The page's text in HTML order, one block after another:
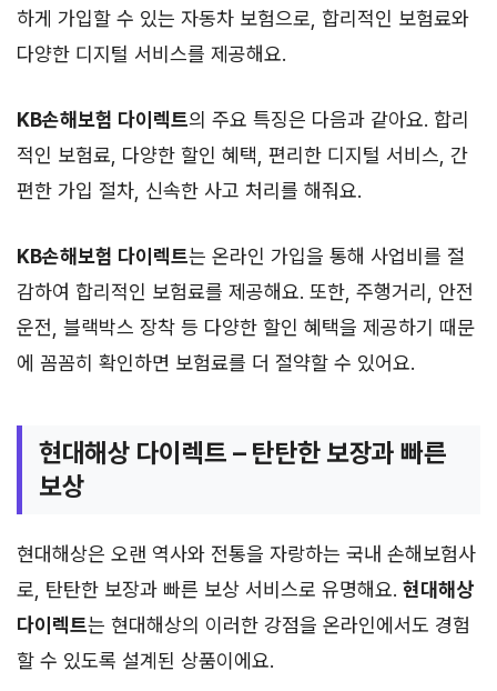
하게 가입할 수 있는 자동차 보험으로, 합리적인 보험료와
다양한 디지털 서비스를 제공해요.
KB손해보험 다이렉트의 주요 특징은 다음과 같아요. 합리
적인 보험료, 다양한 할인 혜택, 편리한 디지털 서비스, 간
편한 가입 절차, 신속한 사고 처리를 해줘요.
KB손해보험 다이렉트는 온라인 가입을 통해 사업비를 절
감하여 합리적인 보험료를 제공해요. 또한, 주행거리, 안전
운전, 블랙박스 장착 등 다양한 할인 혜택을 제공하기 때문
에 꼼꼼히 확인하면 보험료를 더 절약할 수 있어요.
현대해상 다이렉트 – 탄탄한 보장과 빠른
보상
현대해상은 오랜 역사와 전통을 자랑하는 국내 손해보험사
로, 탄탄한 보장과 빠른 보상 서비스로 유명해요. 현대해상
다이렉트는 현대해상의 이러한 강점을 온라인에서도 경험
할 수 있도록 설계된 상품이에요.